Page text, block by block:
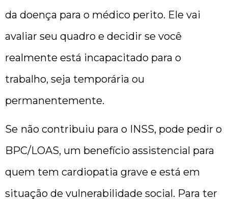
da doença para o médico perito. Ele vai
avaliar seu quadro e decidir se você
realmente está incapacitado para o
trabalho, seja temporária ou
permanentemente.
Se não contribuiu para o INSS, pode pedir o
BPC/LOAS, um benefício assistencial para
quem tem cardiopatia grave e está em
situação de vulnerabilidade social. Para ter